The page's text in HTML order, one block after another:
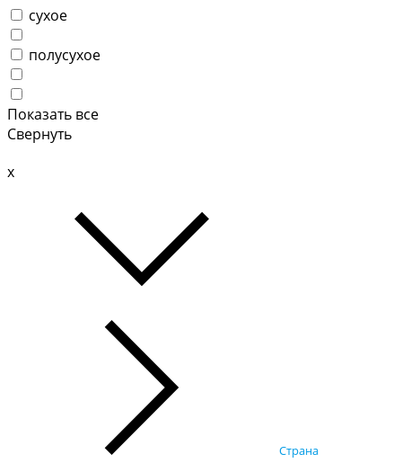
сухое
полусухое
Показать все
Свернуть
x
Страна